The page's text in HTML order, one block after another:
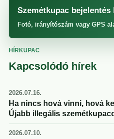
Szemétkupac bejelentés
Fotó, irányítószám vagy GPS
HÍRKUPAC
Kapcsolódó hírek
2026.07.16.
Ha nincs hová vinni, hová
Újabb illegális
2026.07.10.